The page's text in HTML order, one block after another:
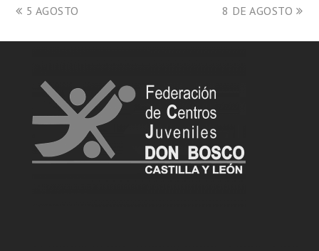
5 AGOSTO 8 DE AGOSTO